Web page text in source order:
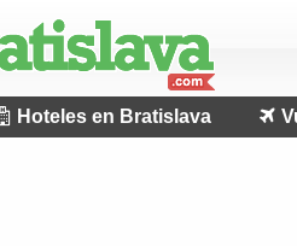
Hoteles en Bratislava